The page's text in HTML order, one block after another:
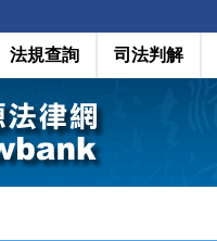
法規查詢 司法判解